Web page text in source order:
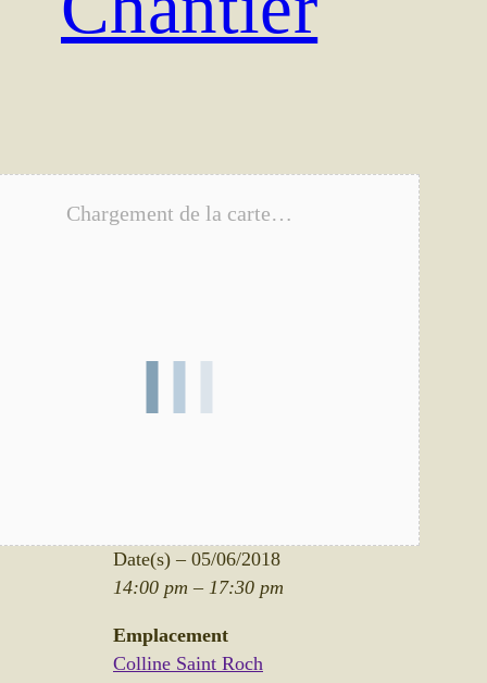
Chargement de la carte…
Date(s) – 05/06/2018
14:00 pm – 17:30 pm
Emplacement
Colline Saint Roch